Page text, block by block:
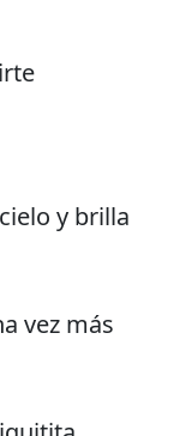
y brilla
vez más